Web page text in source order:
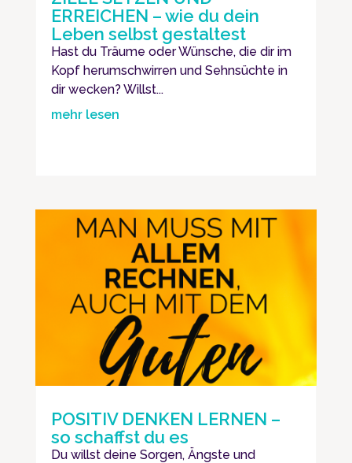
ERREICHEN – wie du dein
Leben selbst gestaltest
Hast du Träume oder Wünsche, die dir im
Kopf herumschwirren und Sehnsüchte in
dir wecken? Willst...
mehr lesen
POSITIV DENKEN LERNEN –
so schaffst du es
Du willst deine Sorgen, Ängste und